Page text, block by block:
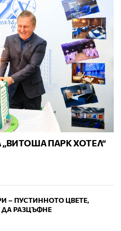
ПАРК ХОТЕЛ“
– ПУСТИННОТО ЦВЕТЕ,
ДА РАЗЦЪФНЕ